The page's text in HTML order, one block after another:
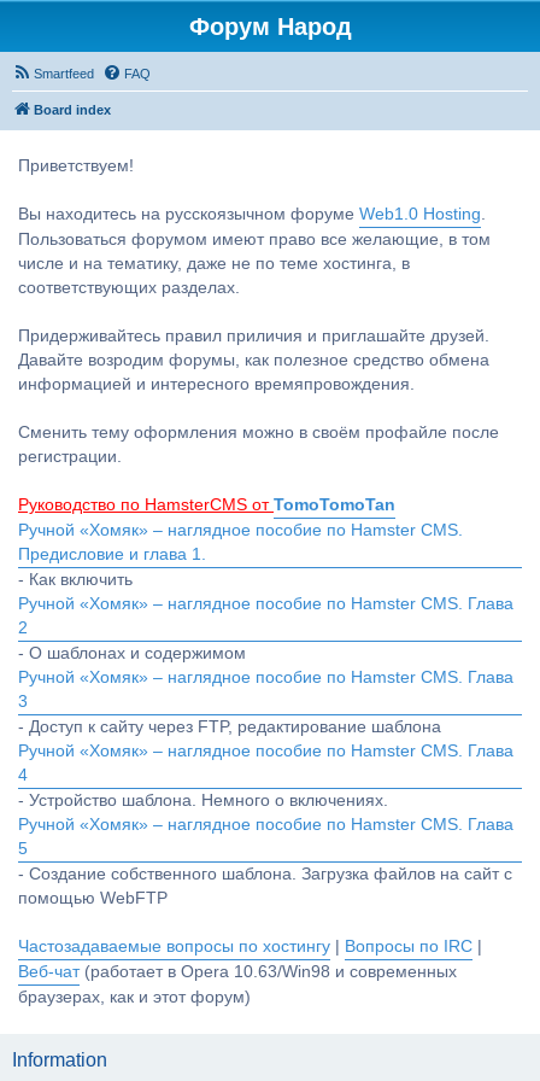
Форум Народ
Smartfeed FAQ
Board index
Приветствуем!
Вы находитесь на русскоязычном форуме Web1.0 Hosting.
Пользоваться форумом имеют право все желающие, в том
числе и на тематику, даже не по теме хостинга, в
соответствующих разделах.
Придерживайтесь правил приличия и приглашайте друзей.
Давайте возродим форумы, как полезное средство обмена
информацией и интересного времяпровождения.
Сменить тему оформления можно в своём профайле после
регистрации.
Руководство по HamsterCMS от TomoTomoTan
Ручной «Хомяк» – наглядное пособие по Hamster CMS.
Предисловие и глава 1.
- Как включить
Ручной «Хомяк» – наглядное пособие по Hamster CMS. Глава
2
- О шаблонах и содержимом
Ручной «Хомяк» – наглядное пособие по Hamster CMS. Глава
3
- Доступ к сайту через FTP, редактирование шаблона
Ручной «Хомяк» – наглядное пособие по Hamster CMS. Глава
4
- Устройство шаблона. Немного о включениях.
Ручной «Хомяк» – наглядное пособие по Hamster CMS. Глава
5
- Создание собственного шаблона. Загрузка файлов на сайт с
помощью WebFTP
Частозадаваемые вопросы по хостингу Вопросы по IRC
Веб-чат(работает в Opera 10.63/Win98 и современных
браузерах, как и этот форум)
Information